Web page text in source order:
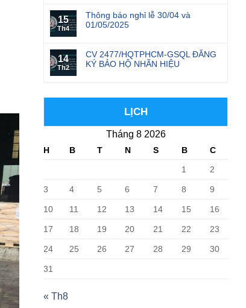
15
Th4
Thông báo nghỉ lễ 30/04 và
01/05/2025
14
Th2
CV 2477/HQTPHCM-GSQL ĐĂNG
KÝ BẢO HỘ NHÃN HIỆU
LỊCH
Tháng 8 2026
H B T N S B
C
1
2
3 4 5 6 7 8 9
10 11 12 13 14 15 16
17 18 19 20 21 22 23
24 25 26 27 28 29 30
31
« Th8